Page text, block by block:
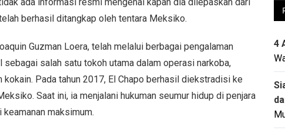
berhasil ditangkap oleh tentara Meksiko.
Guzman Loera, telah melalui berbagai pengalaman
salah satu tokoh utama dalam operasi narkoba,
Pada tahun 2017, El Chapo berhasil diekstradisi ke
Saat ini, ia menjalani hukuman seumur hidup di penjara
maksimum.
4